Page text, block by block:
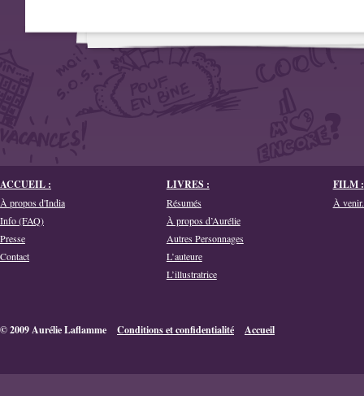
ACCUEIL :
À propos d'India
Info (FAQ)
Presse
Contact
LIVRES :
Résumés
À propos d’Aurélie
Autres Personnages
L’auteure
L’illustratrice
FILM :
À
© 2009 Aurélie Laflamme Conditions et confidentialité Accueil